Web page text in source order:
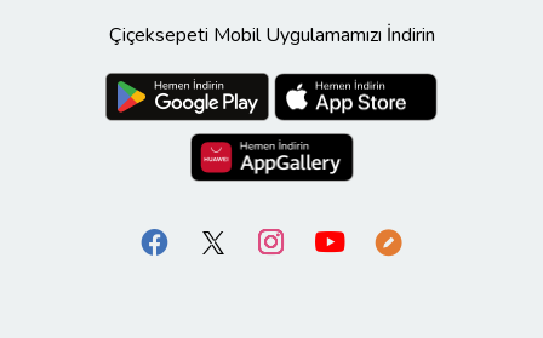
Çiçeksepeti Mobil Uygulamamızı İndirin